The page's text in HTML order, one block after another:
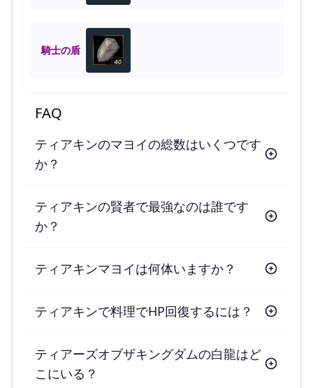
騎士の盾
FAQ
ティアキンのマヨイの総数はいくつです
か？
ティアキンの賢者で最強なのは誰です
か？
ティアキンマヨイは何体いますか？
ティアキンで料理でHP回復するには？
ティアーズオブザキングダムの白龍はど
こにいる？